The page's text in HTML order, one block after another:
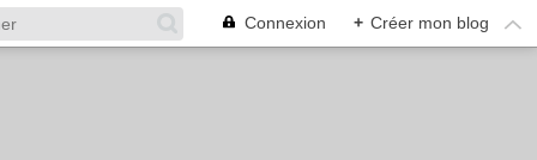
Connexion + Créer mon blog